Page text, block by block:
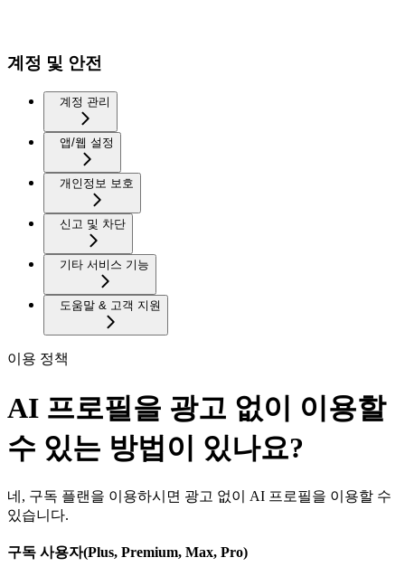
계정 및 안전
계정 관리
앱/웹 설정
개인정보 보호
신고 및 차단
기타 서비스 기능
도움말 & 고객 지원
이용 정책
AI 프로필을 광고 없이 이용할
수 있는 방법이 있나요?
네, 구독 플랜을 이용하시면 광고 없이 AI 프로필을 이용할 수
있습니다.
구독 사용자(Plus, Premium, Max, Pro)